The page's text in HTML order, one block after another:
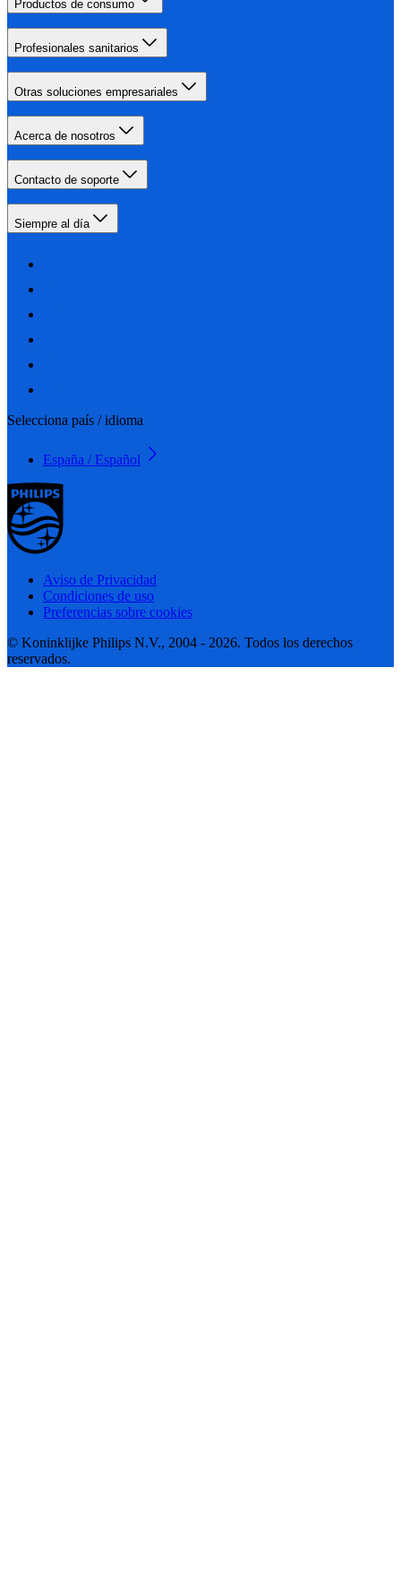
Productos de consumo
Profesionales sanitarios
Otras soluciones empresariales
Acerca de nosotros
Contacto de soporte
Siempre al día
Selecciona país / idioma
España / Español
Aviso de Privacidad
Condiciones de uso
Preferencias sobre cookies
© Koninklijke Philips N.V., 2004 - 2026. Todos los derechos
reservados.